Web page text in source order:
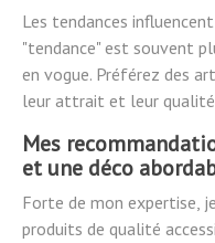
Les tendances
"tendance" est souvent
en vogue. Préférez des
leur attrait et leur
Mes
et une déco
Forte de mon expertise,
produits de qualité